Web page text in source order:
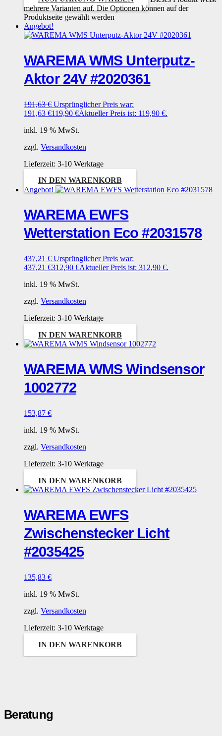
mehrere Varianten auf. Die Optionen können auf der
Produktseite gewählt werden
Angebot!
WAREMA WMS Unterputz-
Aktor 24V #2020361
191,63€ Ursprünglicher Preis war:
191,63 €119,90 €Aktueller Preis ist: 119,90 €.
inkl. 19 % MwSt.
zzgl. Versandkosten
Lieferzeit: 3-10 Werktage
IN DEN WARENKORB
Angebot!
WAREMA EWFS
Wetterstation Eco #2031578
437,21€ Ursprünglicher Preis war:
437,21 €312,90 €Aktueller Preis ist: 312,90 €.
inkl. 19 % MwSt.
zzgl. Versandkosten
Lieferzeit: 3-10 Werktage
IN DEN WARENKORB
WAREMA WMS Windsensor
1002772
153,87 €
inkl. 19 % MwSt.
zzgl. Versandkosten
Lieferzeit: 3-10 Werktage
IN DEN WARENKORB
WAREMA EWFS
Zwischenstecker Licht
#2035425
135,83 €
inkl. 19 % MwSt.
zzgl. Versandkosten
Lieferzeit: 3-10 Werktage
IN DEN WARENKORB
Beratung